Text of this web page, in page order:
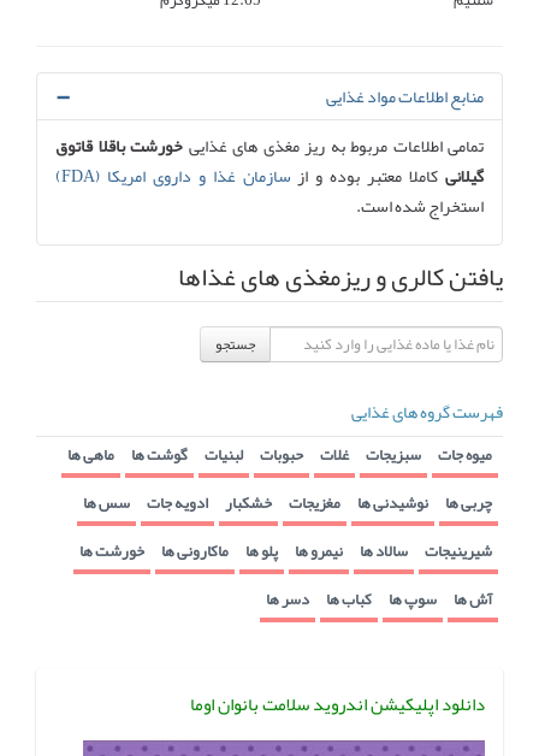
منابع اطلاعات مواد غذایی
تمامی اطلاعات مربوط به ریز مغذی های غذاییخورشت باقلا قاتوق
گیلانیکاملا معتبر بوده و از سازمان غذا و داروی امریکا (FDA)
استخراج شده است.
یافتن کالری و ریزمغذی های غذاها
جستجو
فهرست گروه های غذایی
میوه جات سبزیجات غلات حبوبات لبنیات گوشت ها ماهی ها
چربی ها نوشیدنی ها مغزیجات خشکبار ادویه جات سس ها
شیرینیجات سالاد ها نیمرو ها پلو ها ماکارونی ها خورشت ها
آش ها سوپ ها کباب ها دسر ها
دانلود اپلیکیشن اندروید سلامت بانوان اوما